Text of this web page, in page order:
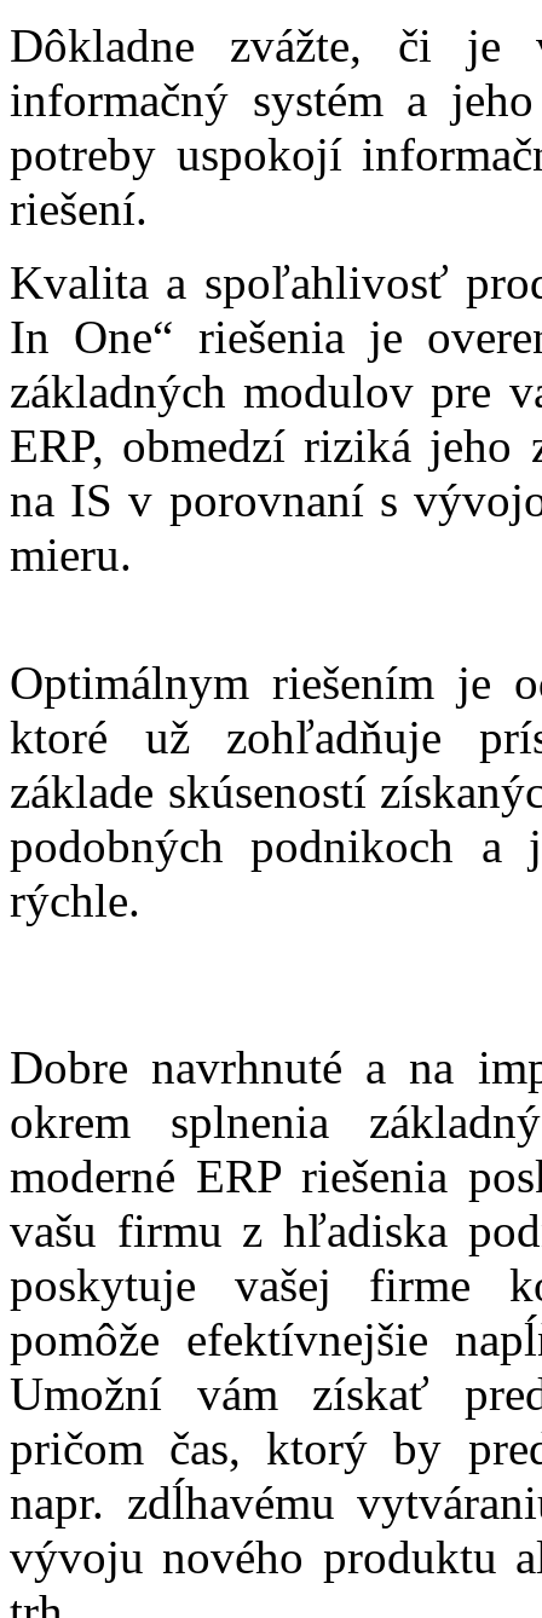
Dôkladne zvážte, či je
informačný systém a
potreby uspokojí
riešení.
Kvalita a spoľahlivosť
In One“ riešenia je
základných modulov pre
ERP, obmedzí riziká jeho
na IS v porovnaní s
mieru.
Optimálnym riešením je
ktoré už zohľadňuje
základe skúseností
podobných podnikoch a
rýchle.
Dobre navrhnuté a na
okrem splnenia
moderné ERP riešenia
vašu firmu z hľadiska
poskytuje vašej firme
pomôže efektívnejšie
Umožní vám získať
pričom čas, ktorý by
napr. zdĺhavému
vývoju nového produktu